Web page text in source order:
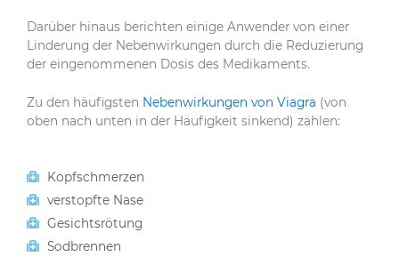
Darüber hinaus berichten einige Anwender von einer
Linderung der Nebenwirkungen durch die Reduzierung
der eingenommenen Dosis des Medikaments.
Zu den häufigsten Nebenwirkungen von Viagra (von
oben nach unten in der Häufigkeit sinkend) zählen:
Kopfschmerzen
verstopfte Nase
Gesichtsrötung
Sodbrennen